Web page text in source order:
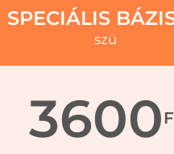
SPECIÁLIS
szü
3600